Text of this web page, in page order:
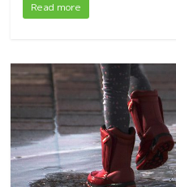
Read more